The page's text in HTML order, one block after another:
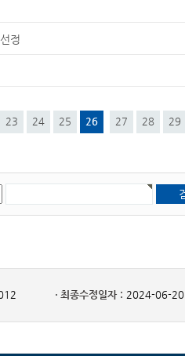
정
23 24 25 26 27 28 29
최종수정일자 : 2024-06-20